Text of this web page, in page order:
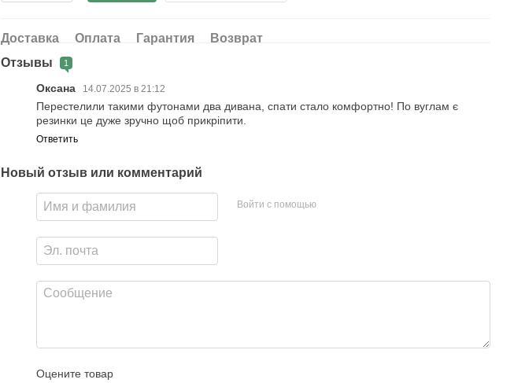
Доставка Оплата Гарантия
Возврат
Отзывы
1
Оксана 14.07.2025 в 21:12
Перестелили такими футонами два дивана, спати стало комфортно! По вуглам є
резинки це дуже зручно щоб прикріпити.
Ответить
Новый отзыв или комментарий
Войти с помощью
Оцените товар